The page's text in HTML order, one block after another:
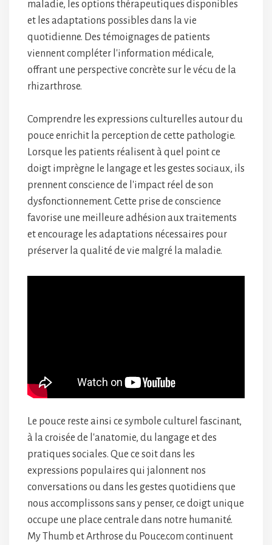
maladie, les options thérapeutiques disponibles
et les adaptations possibles dans la vie
quotidienne. Des témoignages de patients
viennent compléter l'information médicale,
offrant une perspective concrète sur le vécu de la
rhizarthrose.
Comprendre les expressions culturelles autour du
pouce enrichit la perception de cette pathologie.
Lorsque les patients réalisent à quel point ce
doigt imprègne le langage et les gestes sociaux, ils
prennent conscience de l'impact réel de son
dysfonctionnement. Cette prise de conscience
favorise une meilleure adhésion aux traitements
et encourage les adaptations nécessaires pour
préserver la qualité de vie malgré la maladie.
Le pouce reste ainsi ce symbole culturel fascinant,
à la croisée de l'anatomie, du langage et des
pratiques sociales. Que ce soit dans les
expressions populaires qui jalonnent nos
conversations ou dans les gestes quotidiens que
nous accomplissons sans y penser, ce doigt unique
occupe une place centrale dans notre humanité.
My Thumb et Arthrose du Pouce.com continuent